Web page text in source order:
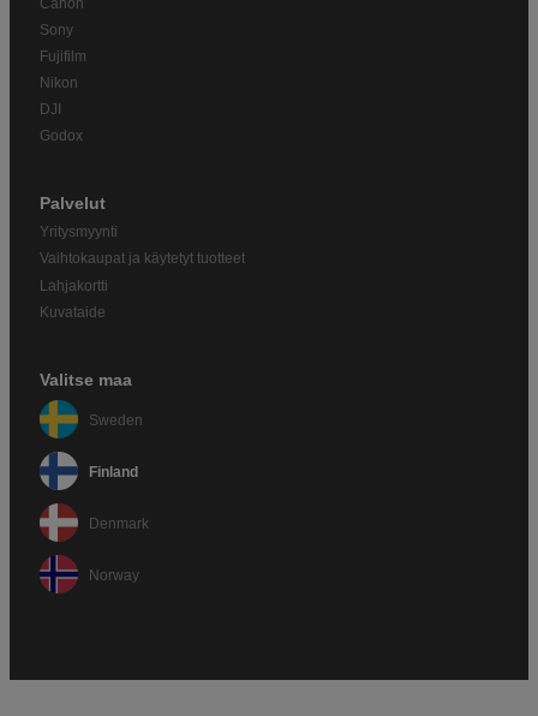
Sony
Fujifilm
Nikon
DJI
Godox
Palvelut
Yritysmyynti
Vaihtokaupat ja käytetyt tuotteet
Lahjakortti
Kuvataide
Valitse maa
Sweden
Finland
Denmark
Norway